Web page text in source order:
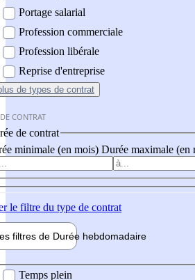
Portage salarial
Profession commerciale
Profession libérale
Reprise d'entreprise
de types de contrat
CONTRAT
de contrat
minimale (en mois) Durée maximale (en
le filtre du type de contrat
filtres de Durée hebdomadaire
Temps plein